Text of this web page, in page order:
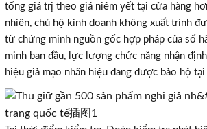
tổng giá trị theo giá niêm yết tại cửa hàng
nhiên, chủ hộ kinh doanh không xuất trình
từ chứng minh nguồn gốc hợp pháp của số
minh ban đầu, lực lượng chức năng nhận
hiệu giả mạo nhãn hiệu đang được bảo hộ